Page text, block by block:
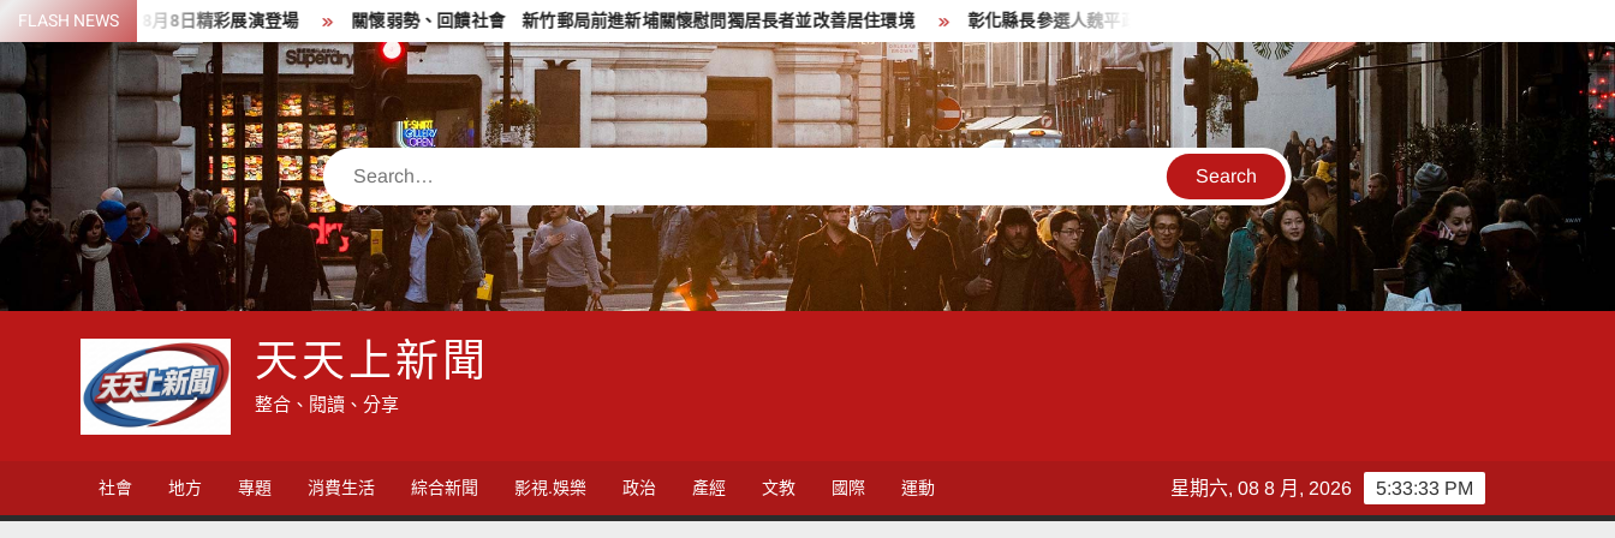
Skip
to
content
FLASH NEWS
魅力 8月8日精彩展演登場 關懷弱勢、回饋社會 新竹郵局前進新埔關懷慰問獨居長者並改善居住環境 彰化縣長參選人魏平政彰化造勢 喊福利超越六都承接王惠美施政再升級
Search
天天上新聞
整合、閱讀、分享
社會 地方 專題 消費生活 綜合新聞 影視.娛樂 政治 產經 文教 國際 運動 5:33:34 PM
星期六, 08 8 月, 2026